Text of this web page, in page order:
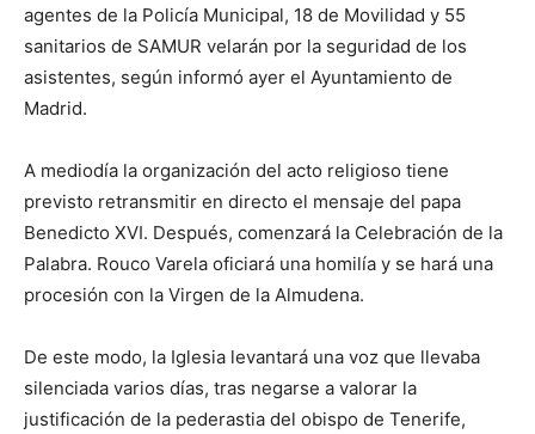
agentes de la Policía Municipal, 18 de Movilidad y 55
sanitarios de SAMUR velarán por la seguridad de los
asistentes, según informó ayer el Ayuntamiento de
Madrid.
A mediodía la organización del acto religioso tiene
previsto retransmitir en directo el mensaje del papa
Benedicto XVI. Después, comenzará la Celebración de la
Palabra. Rouco Varela oficiará una homilía y se hará una
procesión con la Virgen de la Almudena.
De este modo, la Iglesia levantará una voz que llevaba
silenciada varios días, tras negarse a valorar la
justificación de la pederastia del obispo de Tenerife,